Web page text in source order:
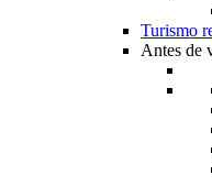
Turismo
Antes de